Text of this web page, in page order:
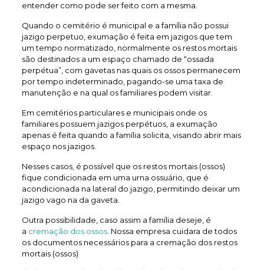
entender como pode ser feito com a mesma.
Quando o cemitério é municipal e a família não possui
jazigo perpetuo, exumação é feita em jazigos que tem
um tempo normatizado, normalmente os restos mortais
são destinados a um espaço chamado de “ossada
perpétua”, com gavetas nas quais os ossos permanecem
por tempo indeterminado, pagando-se uma taxa de
manutenção e na qual os familiares podem visitar.
Em cemitérios particulares e municipais onde os
familiares possuem jazigos perpétuos, a exumação
apenas é feita quando a família solicita, visando abrir mais
espaço nos jazigos.
Nesses casos, é possível que os restos mortais (ossos)
fique condicionada em uma urna ossuário, que é
acondicionada na lateral do jazigo, permitindo deixar um
jazigo vago na da gaveta.
Outra possibilidade, caso assim a família deseje, é
a cremação dos ossos. Nossa empresa cuidara de todos
os documentos necessários para a cremação dos restos
mortais (ossos)